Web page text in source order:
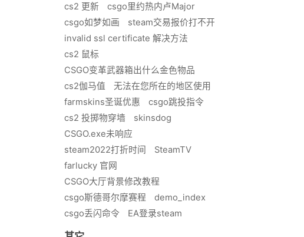
cs2 更新
csgo里约热内卢Major
csgo如梦如画
steam交易报价打不开
invalid ssl certificate 解决方法
cs2 鼠标
CSGO变革武器箱出什么金色物品
cs2伽马值
无法在您所在的地区使用
farmskins圣诞优惠
csgo跳投指令
cs2 投掷物穿墙
skinsdog
CSGO.exe未响应
steam2022打折时间
SteamTV
farlucky 官网
CSGO大厅背景修改教程
csgo斯德哥尔摩赛程
demo_index
csgo丢闪命令
EA登录steam